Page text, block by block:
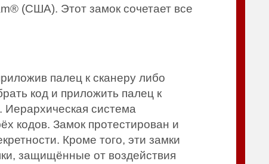
(США). Этот замок сочетает все
палец к сканеру либо
код и приложить палец к
Иерархическая система
кодов. Замок протестирован и
Кроме того, эти замки
защищённые от воздействия